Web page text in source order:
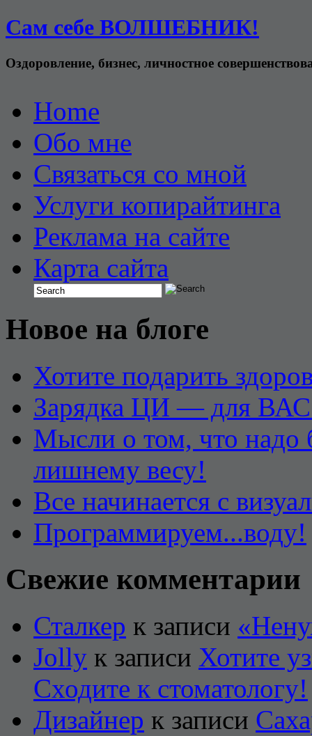
Сам себе ВОЛШЕБНИК!
Оздоровление, бизнес, личностное
Home
Обо мне
Связаться со мной
Услуги копирайтинга
Реклама на сайте
Карта сайта
Новое на блоге
Хотите подарить
Зарядка ЦИ — для
Мысли о том, что надо
лишнему весу!
Все начинается с
Программируем...воду!
Свежие комментарии
Сталкер к записи
Jolly к записи Хотите
Сходите к стоматологу!
Дизайнер к записи